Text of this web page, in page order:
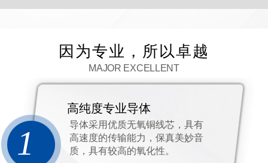
因为专业，所以卓越
MAJOR EXCELLENT
1
高纯度专业导体
导体采用优质无氧铜线芯，具有
高速度的传输能力，保真美妙音
质，具有较高的氧化性。